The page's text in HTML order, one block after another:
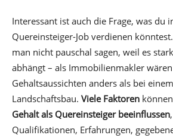
Interessant ist auch die Frage, was du
Quereinsteiger-Job verdienen
man nicht pauschal sagen, weil es
abhängt – als Immobilienmakler
Gehaltsaussichten anders als bei
Landschaftsbau. Viele Faktoren
Gehalt als Quereinsteiger beeinflussen
Qualifikationen, Erfahrungen,